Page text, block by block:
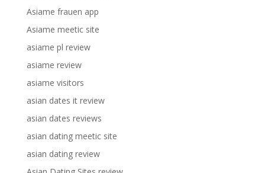
Asiame frauen app
Asiame meetic site
asiame pl review
asiame review
asiame visitors
asian dates it review
asian dates reviews
asian dating meetic site
asian dating review